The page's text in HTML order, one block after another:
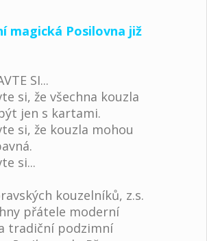
magická Posilovna již
SI...
si, že všechna kouzla
jen s kartami.
si, že kouzla mohou
si...
kouzelníků, z.s.
přátele moderní
tradiční podzimní